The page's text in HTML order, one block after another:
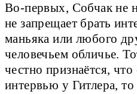
Во-первых, Собчак не
не запрещает брать
маньяка или любого
человечьем обличье.
честно признаётся,
интервью у Гитлера,